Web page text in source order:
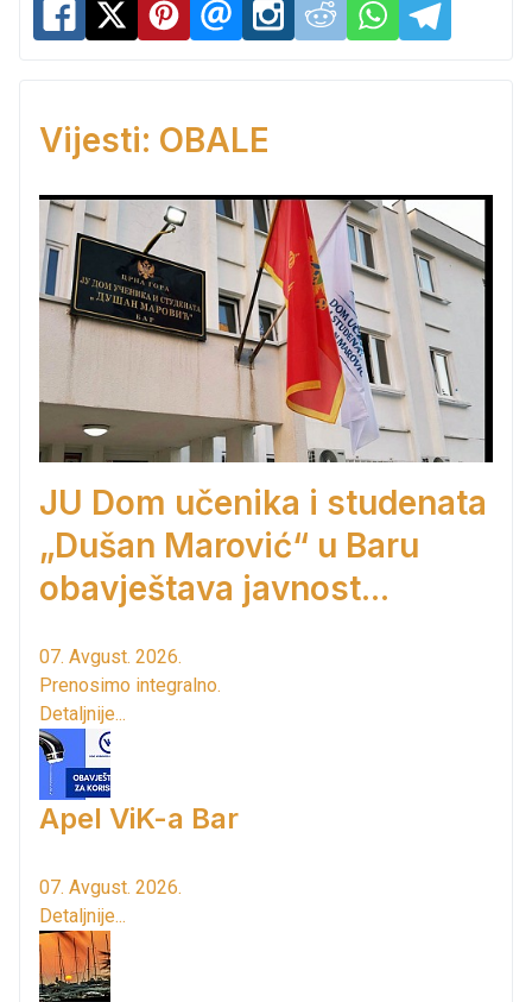
Vijesti: OBALE
JU Dom učenika i studenata
„Dušan Marović“ u Baru
obavještava javnost...
07. Avgust. 2026.
Prenosimo integralno.
Detaljnije...
Apel ViK-a Bar
07. Avgust. 2026.
Detaljnije...